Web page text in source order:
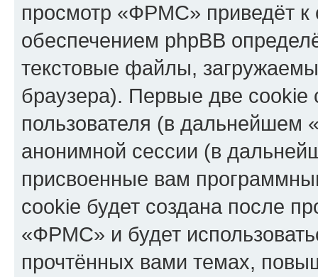
просмотр «ФРМС» приведёт
обеспечением phpBB
текстовые файлы,
браузера). Первые две cookie
пользователя (в дальнейшем
анонимной сессии (в
присвоенные вам
cookie будет создана после
«ФРМС» и будет
прочтённых вами темах,